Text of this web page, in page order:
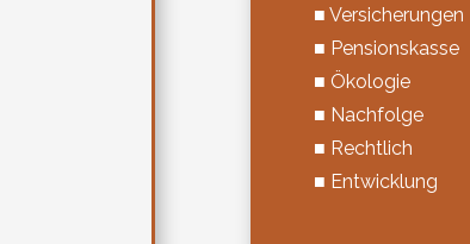
■ Versicherungen
■ Pensionskasse
■ Ökologie
■ Nachfolge
■ Rechtlich
■ Entwicklung